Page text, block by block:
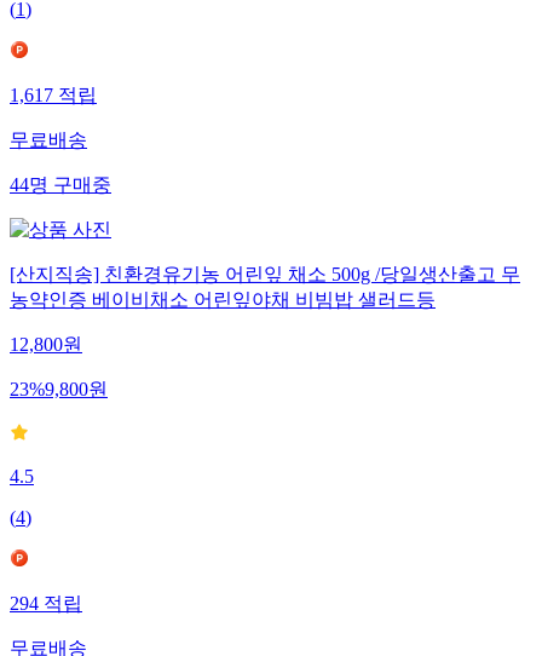
(1)
1,617적립
무료배송
44명구매중
[산지직송] 친환경유기농 어린잎 채소 500g /당일생산출고 무
농약인증 베이비채소 어린잎야채 비빔밥 샐러드등
12,800원
23%9,800원
4.5
(4)
294적립
무료배송